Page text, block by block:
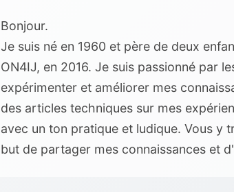
Bonjour.
Je suis né en 1960 et père de deux
ON4IJ, en 2016. Je suis passionné par
expérimenter et améliorer mes
des articles techniques sur mes
avec un ton pratique et ludique. Vous y
but de partager mes connaissances et